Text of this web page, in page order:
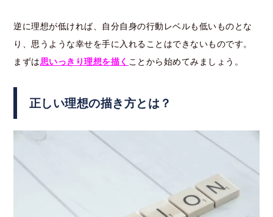
逆に理想が低ければ、自分自身の行動レベルも低いものとな
り、思うような幸せを手に入れることはできないものです。
まずは思いっきり理想を描く ことから始めてみましょう。
正しい理想の描き方とは？